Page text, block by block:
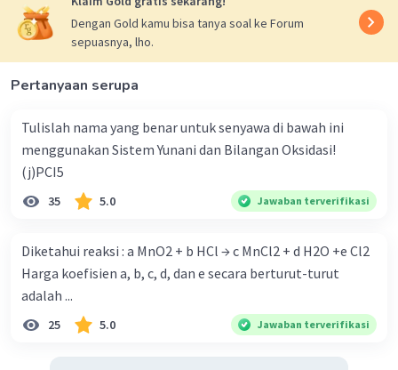
Beri Rating ·0.0(0) Balas
Iklan
Dengan Gold kamu bisa tanya soal ke Forum
sepuasnya, lho.
Pertanyaan serupa
Tulislah nama yang benar untuk senyawa di bawah ini
menggunakan Sistem Yunani dan Bilangan Oksidasi!
(j)PCI5
35 5.0 Jawaban terverifikasi
Diketahui reaksi : a MnO2 + b HCl → c MnCl2 + d H2O +e Cl2
Harga koefisien a, b, c, d, dan e secara berturut-turut
adalah ...
25 5.0 Jawaban terverifikasi